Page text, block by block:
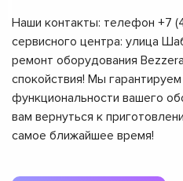
Наши контакты: телефон +7
сервисного центра: улица
ремонт оборудования
спокойствия! Мы
функциональности вашего
вам вернуться к
самое ближайшее время!